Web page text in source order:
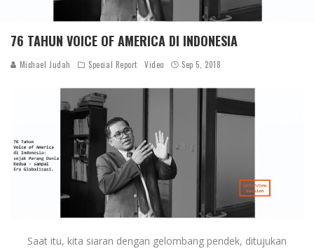
76 TAHUN VOICE OF AMERICA DI INDONESIA
Michael Judah Special Report Video Sep 5, 2018
Saat itu, kita siaran dengan gelombang pendek, ditujukan